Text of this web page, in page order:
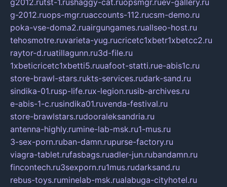
g2012.rutst-1.rushaggy-cat.ruopsmgr.ruev-gallery.ru
g-2012.ruops-mgr.ruaccounts-112.rucsm-demo.ru
poka-vse-doma2.ruairgungames.ruallseo-host.ru
tehosmotre.ruvarieta-yug.rucricetc1xbetr1xbetcc2.ru
raytor-d.ruatillagunn.ru3d-file.ru
1xbeticricetc1xbetti5.ruuafoot-statti.rue-abis1c.ru
store-brawl-stars.rukts-services.rudark-sand.ru
sindika-01.rusp-life.rux-legion.rusib-archives.ru
e-abis-1-c.rusindika01.ruvenda-festival.ru
store-brawlstars.rudooraleksandria.ru
antenna-highly.rumine-lab-msk.ru1-mus.ru
3-sex-porn.ruban-damn.rupurse-factory.ru
viagra-tablet.rufasbags.ruadler-jun.rubandamn.ru
fincontech.ru3sexporn.ru1mus.rudarksand.ru
rebus-toys.ruminelab-msk.rualabuga-cityhotel.ru